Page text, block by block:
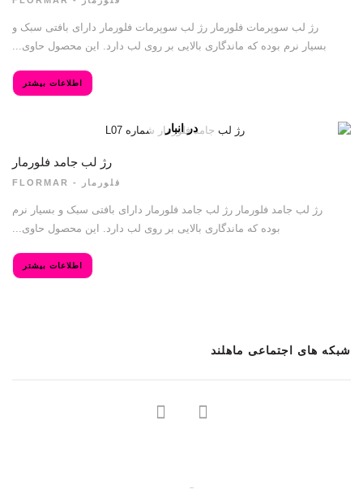
رژ لب سوپرمات فلورمار رژ لب سوپرمات فلورمار دارای بافتی سبک و
بسیار نرم بوده که ماندگاری بالایی بر روی لب دارد. این محصول حاوی...
اطلاعات بیشتر
در انبار
رژ لب جامد فلورمار
فلورمار - FLORMAR
رژ لب جامد فلورمار رژ لب جامد فلورمار دارای بافتی سبک و بسیار نرم
بوده که ماندگاری بالایی بر روی لب دارد. این محصول حاوی...
اطلاعات بیشتر
شبکه های اجتماعی ماهلند